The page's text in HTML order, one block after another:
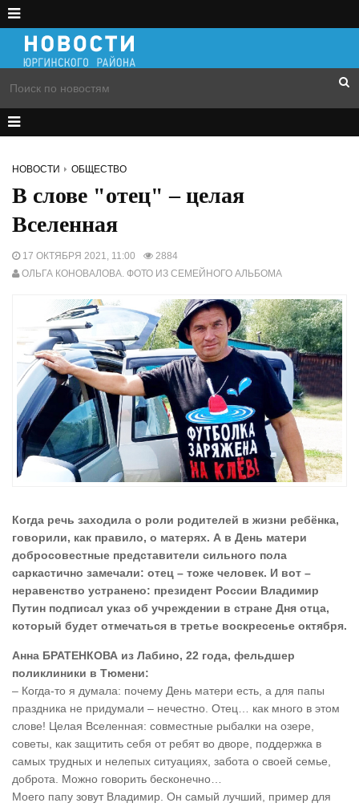
НОВОСТИ ОБЩЕСТВО
В слове "отец" – целая
Вселенная
17 ОКТЯБРЯ 2021, 11:00
2884
ОЛЬГА КОНОВАЛОВА. ФОТО ИЗ СЕМЕЙНОГО АЛЬБОМА
Когда речь заходила о роли родителей в жизни ребёнка,
говорили, как правило, о матерях. А в День матери
добросовестные представители сильного пола
саркастично замечали: отец – тоже человек. И вот –
неравенство устранено: президент России Владимир
Путин подписал указ об учреждении в стране Дня отца,
который будет отмечаться в третье воскресенье октября.
Анна БРАТЕНКОВА из Лабино, 22 года, фельдшер
поликлиники в Тюмени:
– Когда-то я думала: почему День матери есть, а для папы
праздника не придумали – нечестно. Отец… как много в этом
слове! Целая Вселенная: совместные рыбалки на озере,
советы, как защитить себя от ребят во дворе, поддержка в
самых трудных и нелепых ситуациях, забота о своей семье,
доброта. Можно говорить бесконечно…
Моего папу зовут Владимир. Он самый лучший, пример для